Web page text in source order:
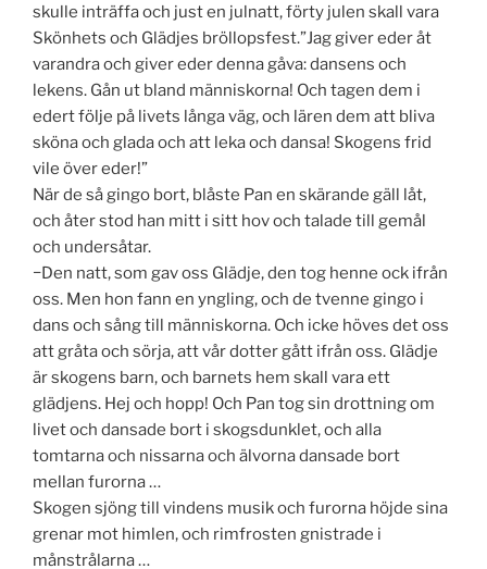
skulle inträffa och just en julnatt, förty julen skall vara
Skönhets och Glädjes bröllopsfest.”Jag giver eder åt
varandra och giver eder denna gåva: dansens och
lekens. Gån ut bland människorna! Och tagen dem i
edert följe på livets långa väg, och lären dem att bliva
sköna och glada och att leka och dansa! Skogens frid
vile över eder!”
När de så gingo bort, blåste Pan en skärande gäll låt,
och åter stod han mitt i sitt hov och talade till gemål
och undersåtar.
−Den natt, som gav oss Glädje, den tog henne ock ifrån
oss. Men hon fann en yngling, och de tvenne gingo i
dans och sång till människorna. Och icke höves det oss
att gråta och sörja, att vår dotter gått ifrån oss. Glädje
är skogens barn, och barnets hem skall vara ett
glädjens. Hej och hopp! Och Pan tog sin drottning om
livet och dansade bort i skogsdunklet, och alla
tomtarna och nissarna och älvorna dansade bort
mellan furorna …
Skogen sjöng till vindens musik och furorna höjde sina
grenar mot himlen, och rimfrosten gnistrade i
månstrålarna …